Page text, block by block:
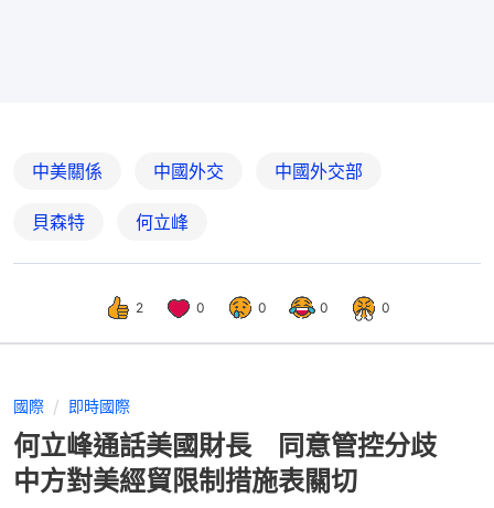
中美關係 中國外交 中國外交部
貝森特 何立峰
2 0 0 0 0
國際 即時國際
何立峰通話美國財長 同意管控分歧
中方對美經貿限制措施表關切